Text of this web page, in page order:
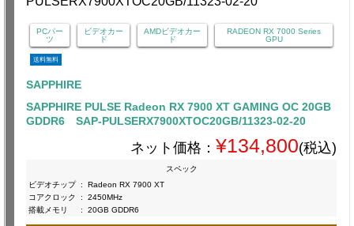
PCパー
ツ
ビデオカー
ド
AMDビデオカー
ド
RADEON RX 7000 Series
GPU
送料無料
SAPPHIRE
SAPPHIRE PULSE Radeon RX 7900 XT GAMING OC 20GB
GDDR6 SAP-PULSERX7900XTOC20GB/11323-02-20
ネット価格： ¥134,800(税込)
スペック
ビデオチップ :
Radeon RX 7900 XT
コアクロック
:
2450MHz
搭載メモリ
: 20GB GDDR6